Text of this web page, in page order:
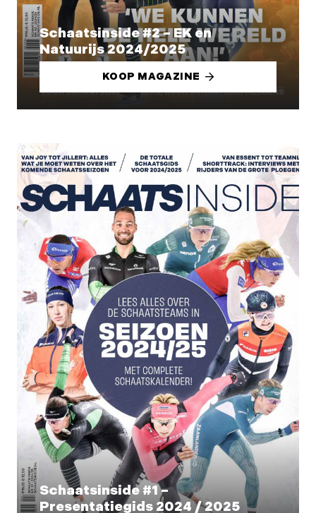
Schaatsinside #2 – EK en
Natuurijs 2024/2025
KOOP MAGAZINE
Schaatsinside #1 –
Presentatiegids 2024 / 2025